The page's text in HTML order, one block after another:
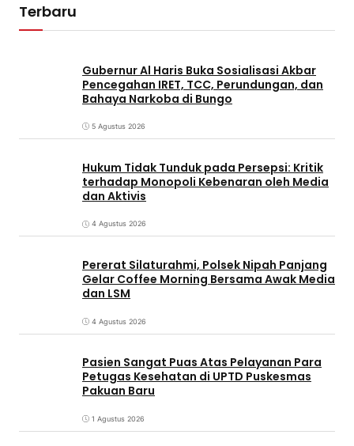
Terbaru
Gubernur Al Haris Buka Sosialisasi Akbar
Pencegahan IRET, TCC, Perundungan, dan
Bahaya Narkoba di Bungo
5 Agustus 2026
Hukum Tidak Tunduk pada Persepsi: Kritik
terhadap Monopoli Kebenaran oleh Media
dan Aktivis
4 Agustus 2026
Pererat Silaturahmi, Polsek Nipah Panjang
Gelar Coffee Morning Bersama Awak Media
dan LSM
4 Agustus 2026
Pasien Sangat Puas Atas Pelayanan Para
Petugas Kesehatan di UPTD Puskesmas
Pakuan Baru
1 Agustus 2026